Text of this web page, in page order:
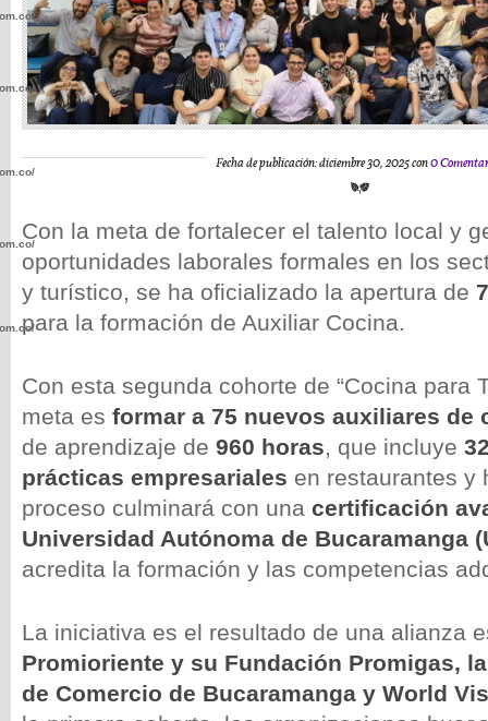
Fecha de publicación: diciembre 30, 2025 con0
Con la meta de fortalecer el talento local y
oportunidades laborales formales en los
y turístico, se ha oficializado la apertura de
para la formación de Auxiliar Cocina.
Con esta segunda cohorte de “Cocina para
meta es formar a 75 nuevos auxiliares de
de aprendizaje de 960 horas, que incluye
prácticas empresariales en restaurantes y
proceso culminará con una certificación
Universidad Autónoma de Bucaramanga
acredita la formación y las competencias
La iniciativa es el resultado de una alianza
Promioriente y su Fundación Promigas,
de Comercio de Bucaramanga y World
wp-
wp-
wp-
wp-
wp-
wp-